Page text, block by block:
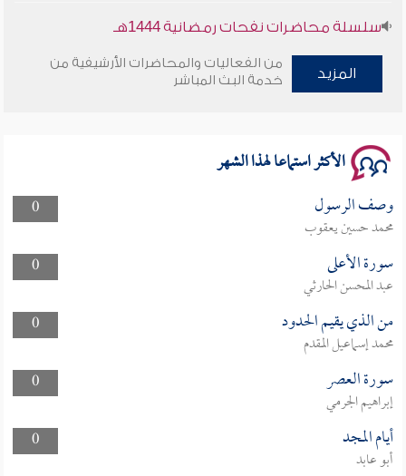
المزيد
من الفعاليات والمحاضرات الأرشيفية من
خدمة البث المباشر
الأكثر استماعا لهذا الشهر
0 وصف الرسول
محمد حسين يعقوب
0
سورة الأعلى
عبد المحسن الحارثي
0
من الذي يقيم الحدود
محمد إسماعيل المقدم
0
سورة العصر
إبراهيم الجرمي
0
أيام المجد
أبو عابد